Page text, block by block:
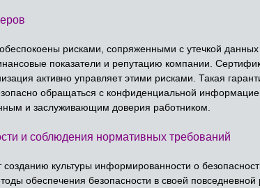
рисками, сопряженными с утечкой
показатели и репутацию компании.
активно управляет этими рисками. Такая
обращаться с конфиденциальной
и заслуживающим доверия работником.
и соблюдения нормативных требований
культуры информированности о
обеспечения безопасности в своей повседневной